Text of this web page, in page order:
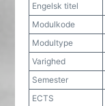
Engelsk titel
Modulkode
Modultype
Varighed
Semester
ECTS